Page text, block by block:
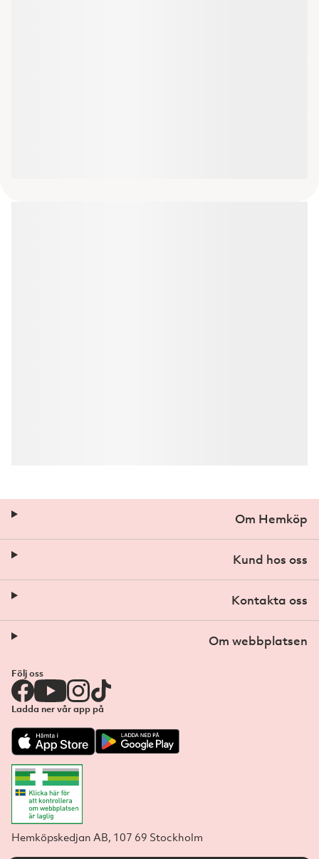
Om Hemköp
Kund hos oss
Kontakta oss
Om webbplatsen
Följ oss
Ladda ner vår app på
Hemköpskedjan AB, 107 69 Stockholm